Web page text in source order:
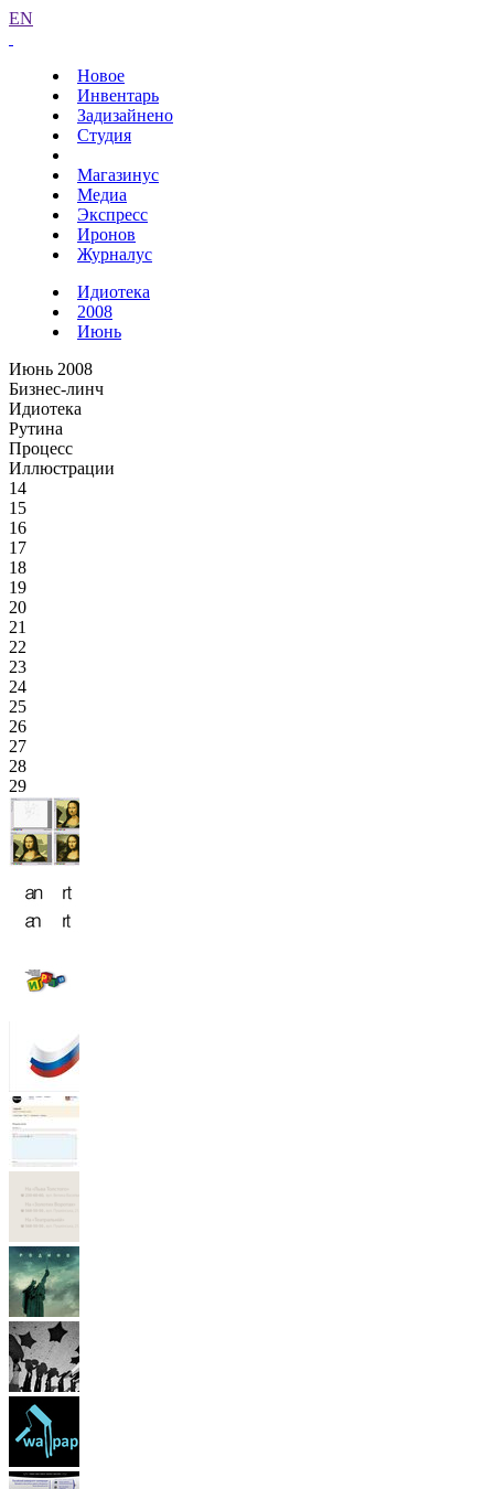
EN
Новое
Инвентарь
Задизайнено
Студия
Магазинус
Медиа
Экспресс
Иронов
Журналус
Идиотека
2008
Июнь
Июнь 2008
Бизнес-линч
Идиотека
Рутина
Процесс
Иллюстрации
14
15
16
17
18
19
20
21
22
23
24
25
26
27
28
29